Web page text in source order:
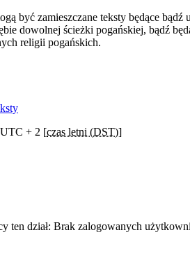
być zamieszczane teksty będące bądź
dowolnej ścieżki pogańskiej, bądź
religii pogańskich.
+ 2 [czas letni (DST)]
ten dział: Brak zalogowanych